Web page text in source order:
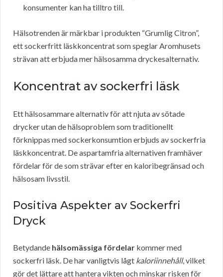
konsumenter kan ha tilltro till.
Hälsotrenden är märkbar i produkten “Grumlig Citron”,
ett sockerfritt läskkoncentrat som speglar Aromhusets
strävan att erbjuda mer hälsosamma dryckesalternativ.
Koncentrat av sockerfri läsk
Ett hälsosammare alternativ för att njuta av sötade
drycker utan de hälsoproblem som traditionellt
förknippas med sockerkonsumtion erbjuds av sockerfria
läskkoncentrat. De aspartamfria alternativen framhäver
fördelar för de som strävar efter en kaloribegränsad och
hälsosam livsstil.
Positiva Aspekter av Sockerfri
Dryck
Betydande hälsomässiga fördelar kommer med
sockerfri läsk. De har vanligtvis lågt kaloriinnehåll, vilket
gör det lättare att hantera vikten och minskar risken för